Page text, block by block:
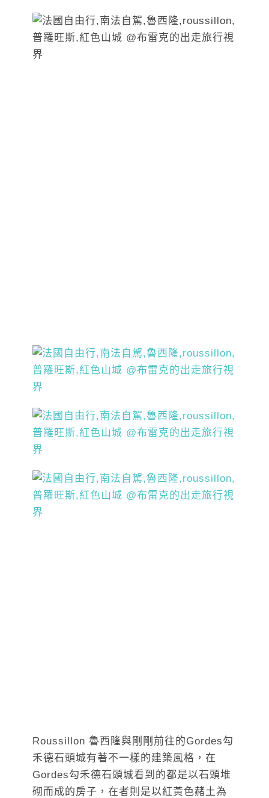
Roussillon 魯西隆與剛剛前往的Gordes勾
禾德石頭城有著不一樣的建築風格，在
Gordes勾禾德石頭城看到的都是以石頭堆
砌而成的房子，在者則是以紅黃色赭土為